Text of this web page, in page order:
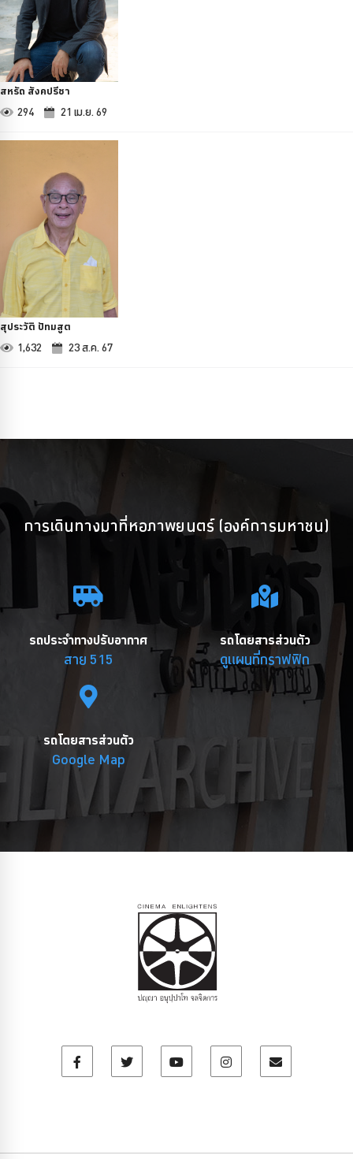
สหรัถ สังคปรีชา
294 21 เม.ย. 69
สุประวัติ ปัทมสูต
1,632 23 ส.ค. 67
การเดินทางมาที่หอภาพยนตร์ (องค์การมหาชน)
รถประจำทางปรับอากาศ
สาย 515
รถโดยสารส่วนตัว
ดูแผนที่กราฟฟิก
รถโดยสารส่วนตัว
Google Map